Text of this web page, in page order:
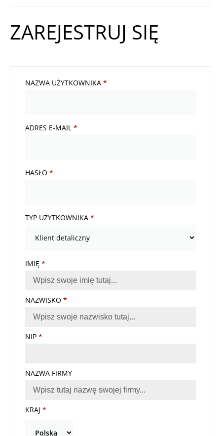
ZAREJESTRUJ SIĘ
NAZWA UŻYTKOWNIKA *
ADRES E-MAIL *
HASŁO *
TYP UŻYTKOWNIKA *
IMIĘ *
NAZWISKO *
NIP *
NAZWA FIRMY
KRAJ *